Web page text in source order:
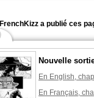
FrenchKizz a publié ces
Nouvelle
En English,
En Français,